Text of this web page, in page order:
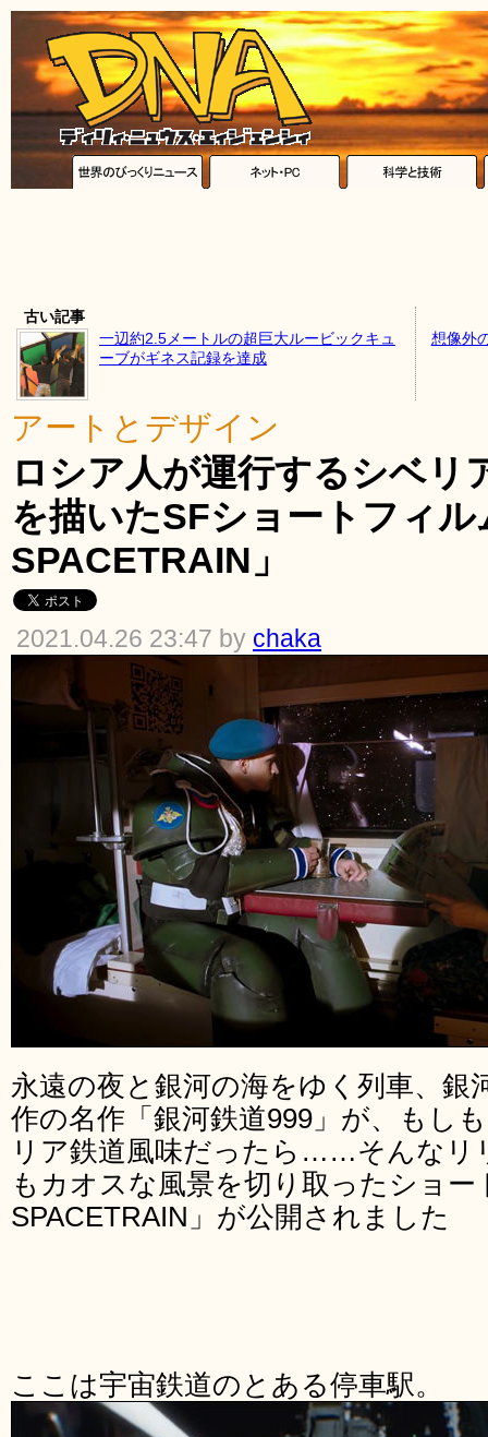
古い記事
一辺約2.5メートルの超巨大ルービックキュ
ーブがギネス記録を達成
想像外
アートとデザイン
ロシア人が運行するシベリ
を描いたSFショートフィ
SPACETRAIN」
2021.04.26 23:47 by chaka
永遠の夜と銀河の海をゆく列車、銀
作の名作「銀河鉄道999」が、もし
リア鉄道風味だったら……そんなリ
もカオスな風景を切り取ったショ
SPACETRAIN」が公開されました
ここは宇宙鉄道のとある停車駅。